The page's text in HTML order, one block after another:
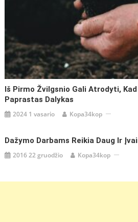
Iš Pirmo Žvilgsnio Gali Atrodyti,
Paprastas Dalykas
2024 1 vasario Kopa34kop
Dažymo Darbams Reikia Daug Ir
2016 22 gruodžio Kopa34kop